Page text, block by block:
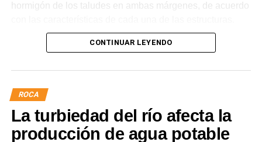
hormigón de los taludes en ambas márgenes, de acuerdo
La obra incluye la demolición de losas deterioradas, la
requieren, la ejecución de un nuevo revestimiento de
hormigón reforzado con malla de acero y el sellado de
juntas para mejorar la durabilidad de la infraestructura.
Desde el DPA destacaron que esta intervención forma
CONTINUAR LEYENDO
ROCA
La turbiedad del río afecta la
producción de agua potable